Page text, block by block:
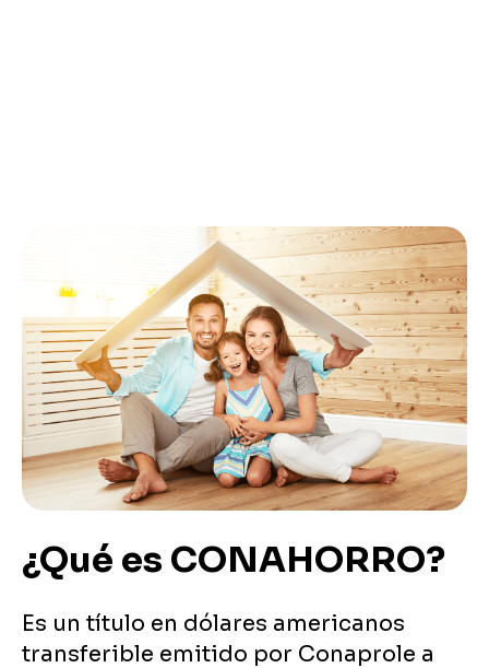
¿Qué es CONAHORRO?
Es un título en dólares americanos
transferible emitido por Conaprole a